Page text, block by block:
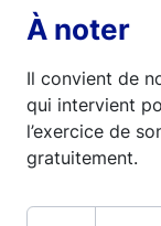
À noter
Il convient de
qui intervient
l’exercice de
gratuitement.